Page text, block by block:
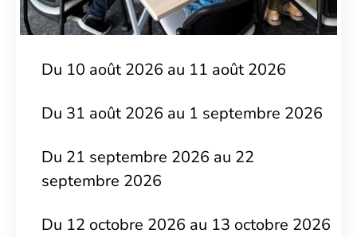
Du 10 août 2026 au 11 août 2026
Du 31 août 2026 au 1 septembre 2026
Du 21 septembre 2026 au 22
septembre 2026
Du 12 octobre 2026 au 13 octobre 2026